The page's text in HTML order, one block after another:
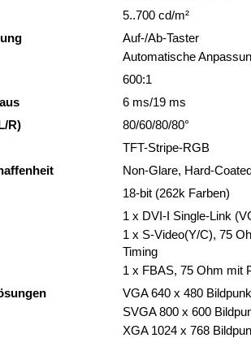
5..700 cd/m²
Auf-/Ab-Taster
Automatische
600:1
6 ms/19 ms
R)
80/60/80/80°
TFT-Stripe-RGB
Non-Glare, Hard-
18-bit (262k Farben)
1 x DVI-I Single-Link
1 x S-Video(Y/C), 75
Timing
1 x FBAS, 75 Ohm mit
VGA 640 x 480
SVGA 800 x 600
XGA 1024 x 768